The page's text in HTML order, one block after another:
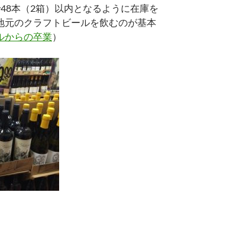
本（2箱）以内となるように在庫を
元のクラフトビールを飲むのが基本
からの卒業）